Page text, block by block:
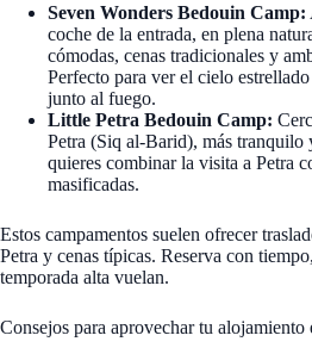
Seven Wonders Bedouin Camp:
coche de la entrada, en plena
cómodas, cenas tradicionales y
Perfecto para ver el cielo
junto al fuego.
Little Petra Bedouin Camp:
Petra (Siq al-Barid), más tranquilo
quieres combinar la visita a Petra
masificadas.
Estos campamentos suelen ofrecer
Petra y cenas típicas. Reserva con
temporada alta vuelan.
Consejos para aprovechar tu alojamiento